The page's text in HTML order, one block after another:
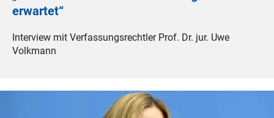
erwartet“
Interview mit Verfassungsrechtler Prof. Dr. jur. Uwe
Volkmann